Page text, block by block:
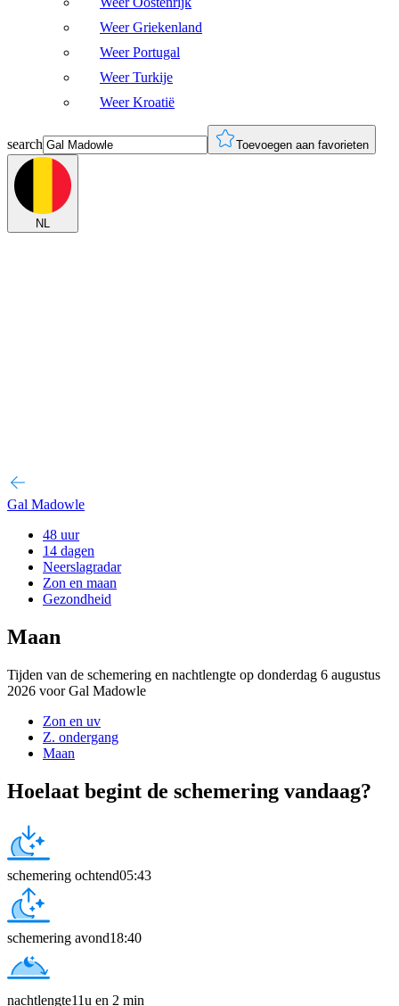
Weer Griekenland
Weer Portugal
Weer Turkije
Weer Kroatië
search Toevoegen aan favorieten
NL
Gal Madowle
48 uur
14 dagen
Neerslagradar
Zon en maan
Gezondheid
Maan
Tijden van de schemering en nachtlengte op donderdag 6 augustus
2026 voor Gal Madowle
Zon en uv
Z. ondergang
Maan
Hoelaat begint de schemering vandaag?
schemering ochtend05:43
schemering avond18:40
nachtlengte11u en 2 min